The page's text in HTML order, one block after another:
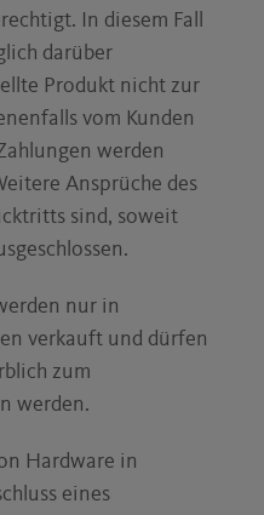
In diesem Fall
darüber
Produkt nicht zur
vom Kunden
werden
Ansprüche des
sind, soweit
nur in
verkauft und dürfen
zum
werden.
Hardware in
eines